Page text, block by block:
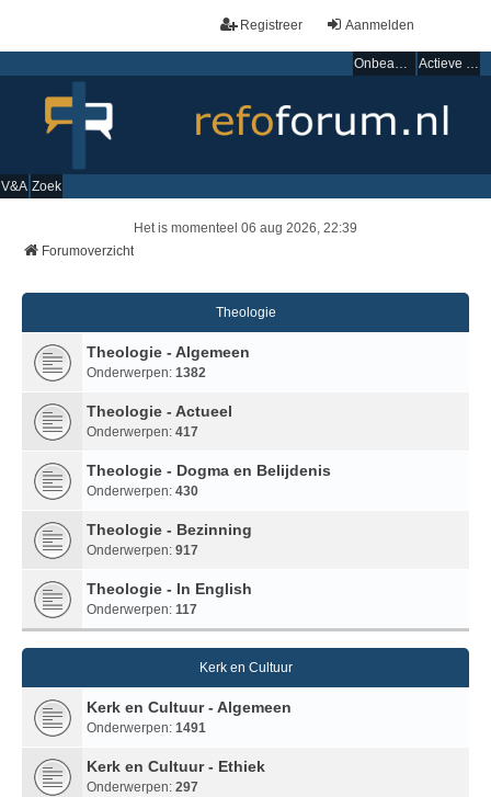
Aanmelden
Registreer
Onbeantwoorde onderwerpen Actieve onderwerpen
V&A Zoek
Het is momenteel 06 aug 2026, 22:39
Forumoverzicht
Theologie
Theologie - Algemeen
Onderwerpen: 1382
Theologie - Actueel
Onderwerpen: 417
Theologie - Dogma en Belijdenis
Onderwerpen: 430
Theologie - Bezinning
Onderwerpen: 917
Theologie - In English
Onderwerpen: 117
Kerk en Cultuur
Kerk en Cultuur - Algemeen
Onderwerpen: 1491
Kerk en Cultuur - Ethiek
Onderwerpen: 297